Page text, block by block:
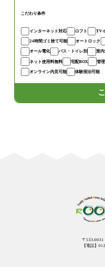
こだわり条件
インターネット対応 ロフト TV
24時間ゴミ捨て可能 オートロック
オール電化 バス・トイレ別 室内
ネット使用料無料 宅配BOX 管
オンライン内見可能 体験宿泊可能
〒533-
【電話】